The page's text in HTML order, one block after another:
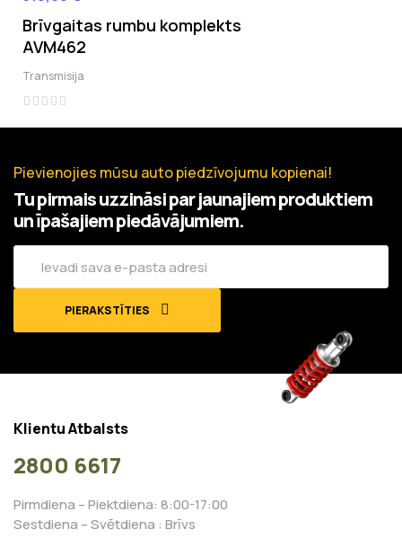
Brīvgaitas rumbu komplekts
AVM462
Transmisija
Pievienojies mūsu auto piedzīvojumu kopienai!
Tu pirmais uzzināsi par jaunajiem produktiem
un īpašajiem piedāvājumiem.
PIERAKSTĪTIES
Klientu Atbalsts
2800 6617
Pirmdiena – Piektdiena: 8:00-17:00
Sestdiena – Svētdiena : Brīvs